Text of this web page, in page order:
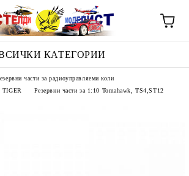
КАТЕГОРИИ
части за радиоуправляеми коли
TIGER
Резервни части за 1:10 Tomahawk, TS4,ST12